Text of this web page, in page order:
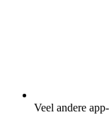
Veel andere